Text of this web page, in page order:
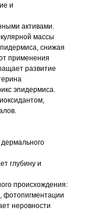
и
активами.
массы
снижая
применения
развитие
эпидермиса.
глубину и
происхождения:
фотопигментации
неровности